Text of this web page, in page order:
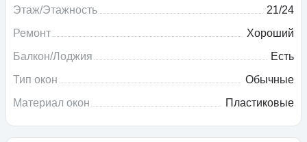
Этаж/Этажность
21/24
Ремонт
Хороший
Балкон/Лоджия
Есть
Тип окон
Обычные
Материал окон
Пластиковые